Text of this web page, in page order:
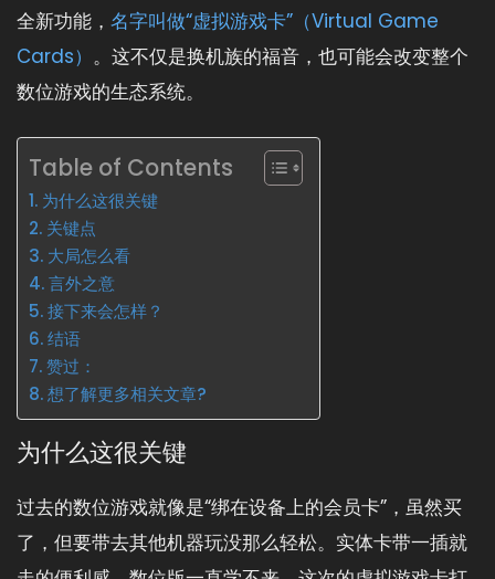
全新功能， 名字叫做“虚拟游戏卡”（Virtual Game
Cards） 。这不仅是换机族的福音，也可能会改变整个
数位游戏的生态系统。
Table of Contents
为什么这很关键
关键点
大局怎么看
言外之意
接下来会怎样？
结语
赞过：
想了解更多相关文章?
为什么这很关键
过去的数位游戏就像是“绑在设备上的会员卡”，虽然买
了，但要带去其他机器玩没那么轻松。实体卡带一插就